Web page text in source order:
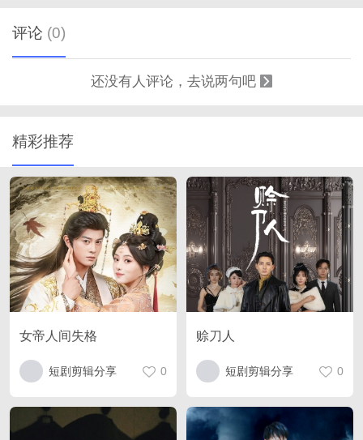
评论 (0)
还没有人评论，去说两句吧
精彩推荐
女帝人间失格
短剧剪辑分享 0
赊刀人
短剧剪辑分享 0